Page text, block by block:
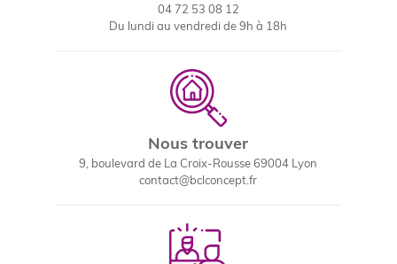
04 72 53 08 12
Du lundi au vendredi de 9h à 18h
Nous trouver
9, boulevard de La Croix-Rousse 69004 Lyon
contact@bclconcept.fr